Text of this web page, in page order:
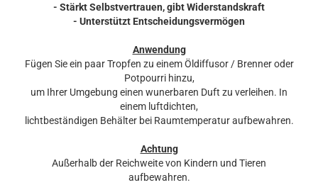
- Stärkt Selbstvertrauen, gibt Widerstandskraft
- Unterstützt Entscheidungsvermögen
Anwendung
Fügen Sie ein paar Tropfen zu einem Öldiffusor / Brenner oder
Potpourri hinzu,
um Ihrer Umgebung einen wunerbaren Duft zu verleihen. In
einem luftdichten,
lichtbeständigen Behälter bei Raumtemperatur aufbewahren.
Achtung
Außerhalb der Reichweite von Kindern und Tieren
aufbewahren.